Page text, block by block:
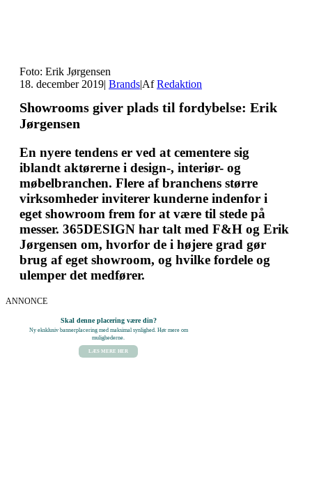
Foto: Erik Jørgensen
18. december 2019| Brands|AfRedaktion
Showrooms giver plads til fordybelse: Erik
Jørgensen
En nyere tendens er ved at cementere sig
iblandt aktørerne i design-, interiør- og
møbelbranchen. Flere af branchens større
virksomheder inviterer kunderne indenfor i
eget showroom frem for at være til stede på
messer. 365DESIGN har talt med F&H og Erik
Jørgensen om, hvorfor de i højere grad gør
brug af eget showroom, og hvilke fordele og
ulemper det medfører.
ANNONCE
Skal denne placering være din?
Ny eksklusiv bannerplacering med maksimal synlighed. Hør mere om
mulighederne.
LÆS MERE HER